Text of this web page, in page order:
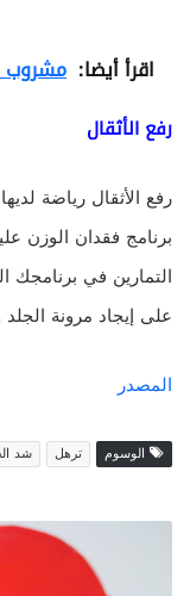
اقرأ أيضا: مشروب
رفع الأثقال
رفع الأثقال رياضة
برنامج فقدان الوزن
التمارين في
على إيجاد مرونة
المصدر
الوسوم ترهل شد